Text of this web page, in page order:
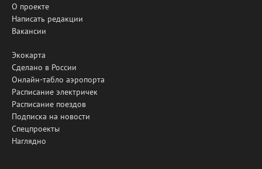
О проекте
Написать редакции
Вакансии
Экокарта
Сделано в России
Онлайн-табло аэропорта
Расписание электричек
Расписание поездов
Подписка на новости
Спецпроекты
Наглядно